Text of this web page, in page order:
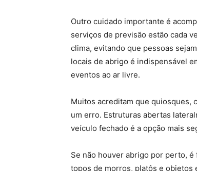
Outro cuidado importante é
serviços de previsão estão cada
clima, evitando que pessoas
locais de abrigo é indispensável
eventos ao ar livre.
Muitos acreditam que quiosques,
um erro. Estruturas abertas
veículo fechado é a opção mais
Se não houver abrigo por perto,
topos de morros, platôs e objetos